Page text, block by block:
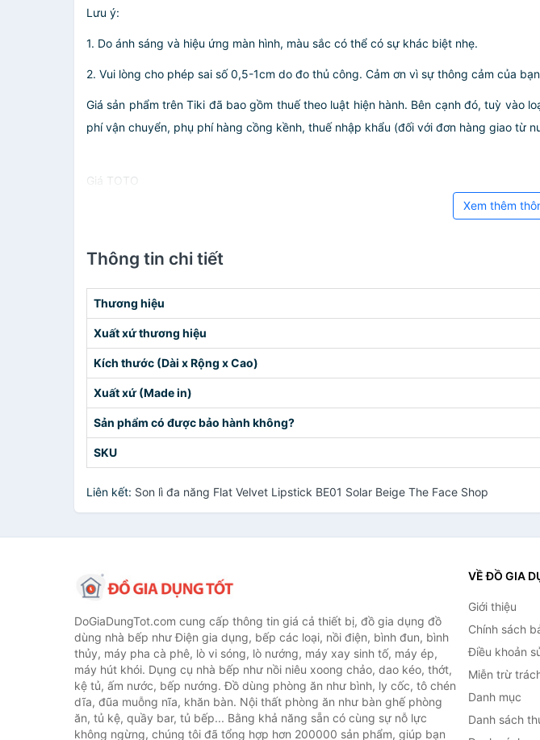
Lưu ý:
1. Do ánh sáng và hiệu ứng màn hình, màu sắc có thể có sự khác biệt nhẹ.
2. Vui lòng cho phép sai số 0,5-1cm do đo thủ công. Cảm ơn vì sự thông cảm của
Giá sản phẩm trên Tiki đã bao gồm thuế theo luật hiện hành. Bên cạnh đó, tuỳ vào
phí vận chuyển, phụ phí hàng cồng kềnh, thuế nhập khẩu (đối với đơn hàng giao từ
Giá TOTO
Xem thêm
Thông tin chi tiết
Thương hiệu
Xuất xứ thương hiệu
Kích thước (Dài x Rộng x Cao)
Xuất xứ (Made in)
Sản phẩm có được bảo hành không?
SKU
Liên kết: Son lì đa năng Flat Velvet Lipstick BE01 Solar Beige The Face Shop
DoGiaDungTot.com cung cấp thông tin giá cả thiết bị, đồ gia dụng đồ
dùng nhà bếp như Điện gia dụng, bếp các loại, nồi điện, bình đun, bình
thủy, máy pha cà phê, lò vi sóng, lò nướng, máy xay sinh tố, máy ép,
máy hút khói. Dụng cụ nhà bếp như nồi niêu xoong chảo, dao kéo, thớt,
kệ tủ, ấm nước, bếp nướng. Đồ dùng phòng ăn như bình, ly cốc, tô chén
dĩa, đũa muỗng nĩa, khăn bàn. Nội thất phòng ăn như bàn ghế phòng
ăn, tủ kệ, quầy bar, tủ bếp... Bằng khả năng sẵn có cùng sự nỗ lực
không ngừng, chúng tôi đã tổng hợp hơn 200000 sản phẩm, giúp bạn
VỀ ĐỒ GIA
Giới thiệu
Chính sách
Điều khoản
Miễn trừ
Danh mục
Danh sách